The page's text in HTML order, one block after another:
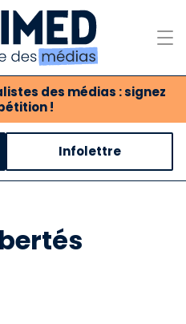
des médias : signez
!
des médias
revue
Infolettre